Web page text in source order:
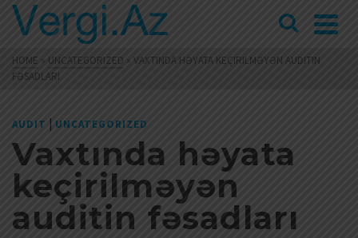
HOME » UNCATEGORIZED » VAXTINDA HƏYATA KEÇIRILMƏYƏN AUDITIN
FƏSADLARI
AUDIT | UNCATEGORIZED
Vaxtında həyata
keçirilməyən
auditin fəsadları